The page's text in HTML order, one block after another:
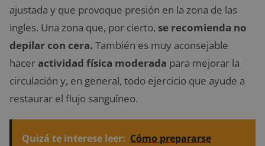
ajustada y que provoque presión en la zona de las
ingles. Una zona que, por cierto, se recomienda no
depilar con cera. También es muy aconsejable
hacer actividad física moderada para mejorar la
circulación y, en general, todo ejercicio que ayude a
restaurar el flujo sanguíneo.
Quizá te interese leer: Cómo prepararse